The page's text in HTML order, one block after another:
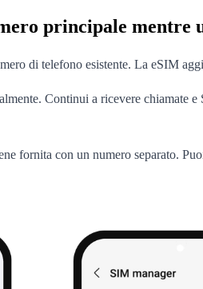
principale mentre
di telefono esistente. La eSIM
Continui a ricevere chiamate
fornita con un numero separato.